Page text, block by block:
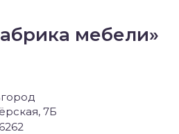
мебели»
7Б